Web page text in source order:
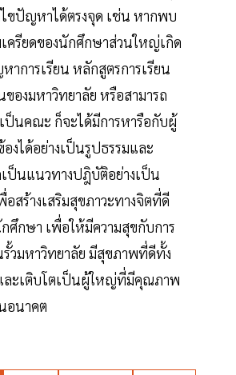
ขปัญหาได้ตรงจุด เช่น หากพบ
เครียดของนักศึกษาส่วนใหญ่เกิด
าการเรียน หลักสูตรการเรียน
ของมหาวิทยาลัย หรือสามารถ
ป็นคณะ ก็จะได้มีการหารือกับผู้
องได้อย่างเป็นรูปธรรมและ
ป็นแนวทางปฎิบัติอย่างเป็น
อสร้างเสริมสุขภาวะทางจิตที่ดี
ศึกษา เพื่อให้มีความสุขกับการ
รั้วมหาวิทยาลัย มีสุขภาพที่ดีทั้ง
ละเติบโตเป็นผู้ใหญ่ที่มีคุณภาพ
อนาคต